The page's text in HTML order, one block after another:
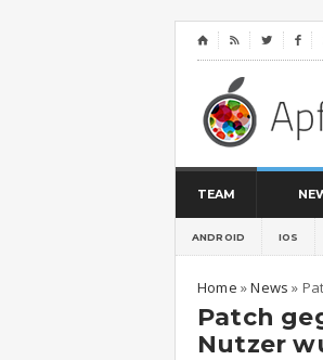
⌂   
TEAM
ANDROID IOS
Home »News »
Patch
Nutzer